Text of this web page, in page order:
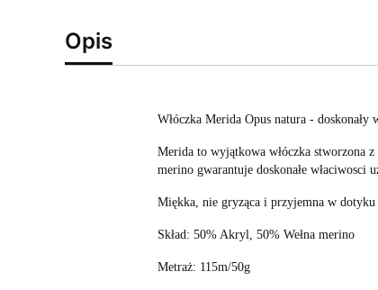
Opis
Włóczka Merida Opus natura -
Merida to wyjątkowa włóczka stworzona
merino gwarantuje doskonałe właciwosci
Miękka, nie gryząca i przyjemna w
Skład: 50% Akryl, 50% Wełna merino
Metraż: 115m/50g